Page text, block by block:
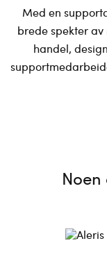
Med en
brede spekter
handel,